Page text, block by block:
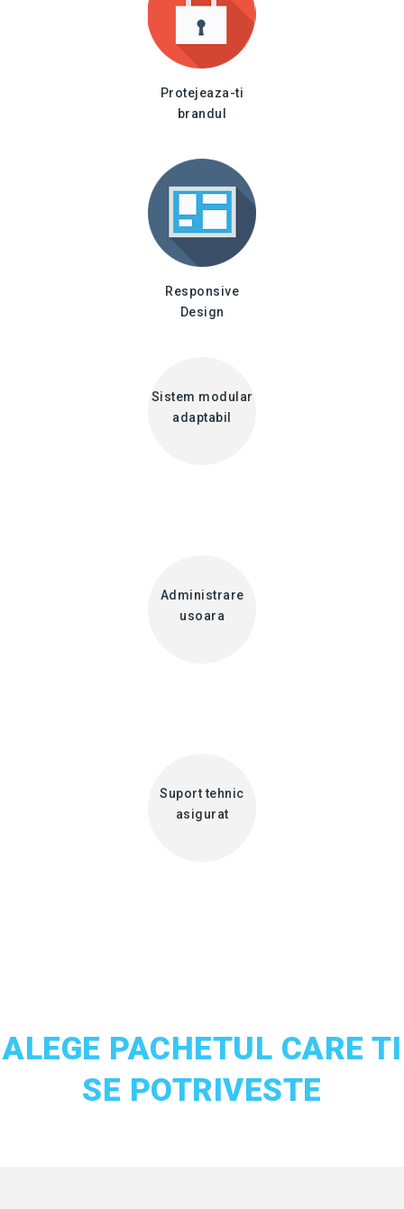
Protejeaza-ti
brandul
Responsive
Design
Sistem modular
adaptabil
Administrare
usoara
Suport tehnic
asigurat
ALEGE PACHETUL CARE TI
SE POTRIVESTE